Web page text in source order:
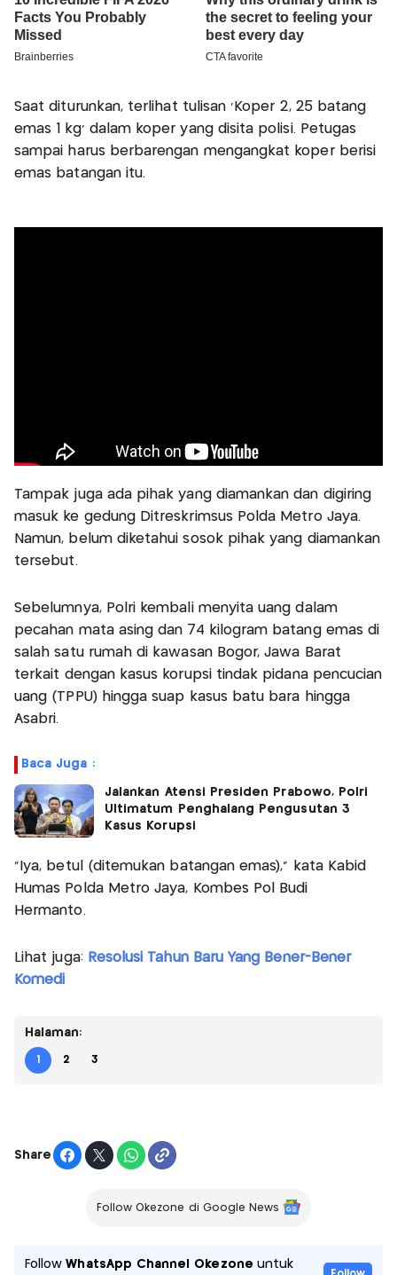
Saat diturunkan, terlihat tulisan 'Koper 2, 25 batang
emas 1 kg' dalam koper yang disita polisi. Petugas
sampai harus berbarengan mengangkat koper berisi
emas batangan itu.
Tampak juga ada pihak yang diamankan dan digiring
masuk ke gedung Ditreskrimsus Polda Metro Jaya.
Namun, belum diketahui sosok pihak yang diamankan
tersebut.
Sebelumnya, Polri kembali menyita uang dalam
pecahan mata asing dan 74 kilogram batang emas di
salah satu rumah di kawasan Bogor, Jawa Barat
terkait dengan kasus korupsi tindak pidana pencucian
uang (TPPU) hingga suap kasus batu bara hingga
Asabri.
Baca Juga :
Jalankan Atensi Presiden Prabowo, Polri
Ultimatum Penghalang Pengusutan 3
Kasus Korupsi
“Iya, betul (ditemukan batangan emas),” kata Kabid
Humas Polda Metro Jaya, Kombes Pol Budi
Hermanto.
Lihat juga: Resolusi Tahun Baru Yang Bener-Bener
Komedi
Halaman:
1 2 3
Share
Follow Okezone di Google News
FollowWhatsApp Channel Okezone untuk